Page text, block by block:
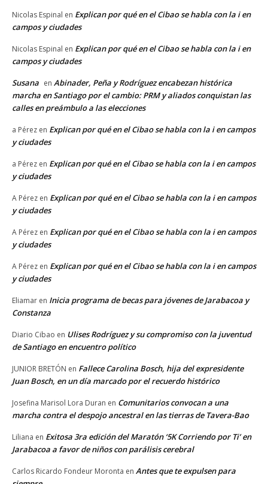
Nicolas Espinal en Explican por qué en el Cibao se habla con la i en
campos y ciudades
Nicolas Espinal en Explican por qué en el Cibao se habla con la i en
campos y ciudades
Susana en Abinader, Peña y Rodríguez encabezan histórica
marcha en Santiago por el cambio: PRM y aliados conquistan las
calles en preámbulo a las elecciones
a Pérez en Explican por qué en el Cibao se habla con la i en campos
y ciudades
a Pérez en Explican por qué en el Cibao se habla con la i en campos
y ciudades
A Pérez en Explican por qué en el Cibao se habla con la i en campos
y ciudades
A Pérez en Explican por qué en el Cibao se habla con la i en campos
y ciudades
A Pérez en Explican por qué en el Cibao se habla con la i en campos
y ciudades
Eliamar en Inicia programa de becas para jóvenes de Jarabacoa y
Constanza
Diario Cibao en Ulises Rodríguez y su compromiso con la juventud
de Santiago en encuentro político
JUNIOR BRETÓN en Fallece Carolina Bosch, hija del expresidente
Juan Bosch, en un día marcado por el recuerdo histórico
Josefina Marisol Lora Duran en Comunitarios convocan a una
marcha contra el despojo ancestral en las tierras de Tavera-Bao
Liliana en Exitosa 3ra edición del Maratón ‘5K Corriendo por Ti’ en
Jarabacoa a favor de niños con parálisis cerebral
Carlos Ricardo Fondeur Moronta en Antes que te expulsen para